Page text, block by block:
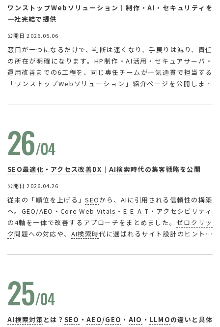
ワンストップWebソリューション｜制作・AI・セキュリティを
一社完結で提供
公開日 2026.05.06
窓口が一つになるだけで、判断は速くなり、手戻りは減り、責任
の所在が明確になります。HP制作・AI活用・セキュアサーバ・
運用改善までの6工程を、同じ専任チームが一気通貫で担当する
「ワンストップWebソリューション」紹介ページを公開しまし
年の実績で、複数社管理の煩雑さから経営者を解放します。スポ
26/04
SEO最適化 ・ アクセス改善DX ｜ AI検索時代の集客戦略を公開
公開日 2026.04.26
従来の「順位を上げる」SEOから、AIに引用される信頼性の構築
へ。 GEO/AEO ・ Core Web Vitals ・ E-E-A-T ・アクセシビリティ
の4軸を一体で改善するアプローチをまとめました。 ゼロクリッ
ク問題への対応や、 AI検索時代に選ばれるサイト設計のヒントを
25/04
AI検索対策 とは？ SEO ・AEO/GEO ・ AIO ・ LLMOの違いと具体